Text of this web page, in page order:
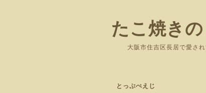
たこ焼き
大阪市住吉区
とっぷぺえじ